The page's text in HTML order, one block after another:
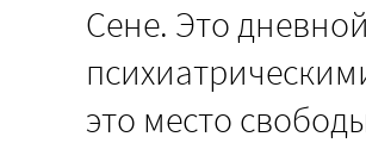
Сене. Это
это место